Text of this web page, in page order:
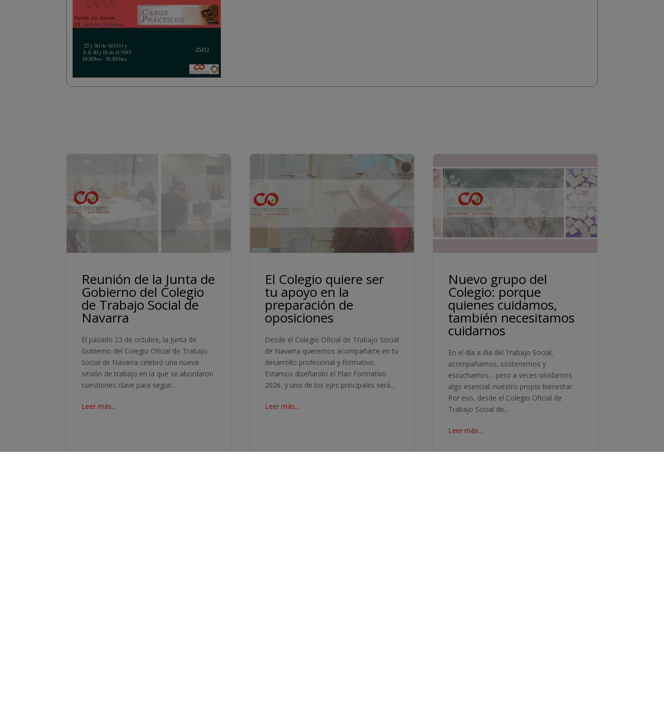
Reunión de la Junta de
Gobierno del Colegio
de Trabajo Social de
Navarra
El pasado 23 de octubre, la Junta de
Gobierno del Colegio Oficial de Trabajo
Social de Navarra celebró una nueva
sesión de trabajo en la que se abordaron
cuestiones clave para seguir...
Leer más...
El Colegio quiere ser
tu apoyo en la
preparación de
oposiciones
Desde el Colegio Oficial de Trabajo Social
de Navarra queremos acompañarte en tu
desarrollo profesional y formativo.
Estamos diseñando el Plan Formativo
2026, y uno de los ejes principales será...
Leer más...
Nuevo grupo del
Colegio: porque
quienes cuidamos,
también necesitamos
cuidarnos
En el día a día del Trabajo Social,
acompañamos, sostenemos y
escuchamos… pero a veces olvidamos
algo esencial: nuestro propio bienestar.
Por eso, desde el Colegio Oficial de
Trabajo Social de...
Leer más...